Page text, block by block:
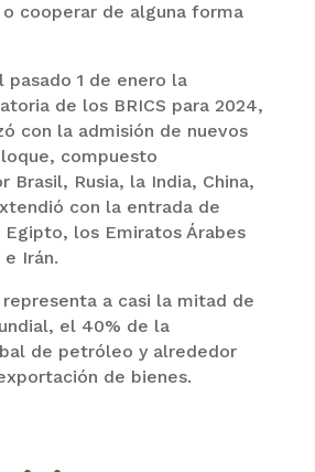
cooperar de alguna forma
pasado 1 de enero la
de los BRICS para 2024,
con la admisión de nuevos
compuesto
Brasil, Rusia, la India, China,
con la entrada de
Egipto, los Emiratos Árabes
Irán.
a casi la mitad de
el 40% de la
de petróleo y alrededor
de bienes.